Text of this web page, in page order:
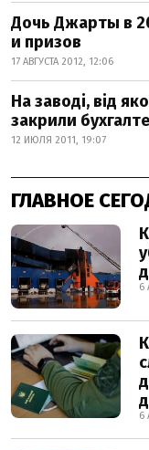
Дочь Джарты в
и призов
17 АВГУСТА 2012, 12:06
На заводі, від
закрили
12 ИЮЛЯ 2011, 19:07
ГЛАВНОЕ
6
6